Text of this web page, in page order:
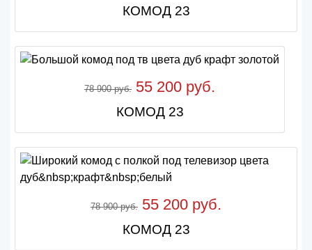
КОМОД 23
78 900 руб. 55 200 руб.
КОМОД 23
78 900 руб. 55 200 руб.
КОМОД 23